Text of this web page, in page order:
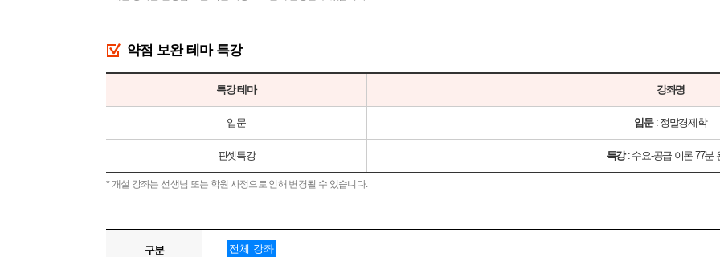
약점 보완 테마 특강
특강 테마 강좌명
입문 입문: 정말경제학
핀셋특강 특강: 수요-공급 이론 77분
* 개설 강좌는 선생님 또는 학원 사정으로 인해 변경될 수 있습니다.
구분 전체 강좌